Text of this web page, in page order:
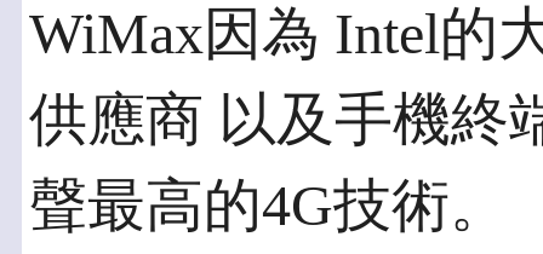
WiMax因為 Intel的
供應商 以及手機終
聲最高的4G技術。